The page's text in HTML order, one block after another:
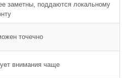
заметны, поддаются локальному
точечно
внимания чаще